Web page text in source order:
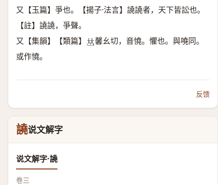
又【玉篇】爭也。【揚子·法言】譊譊者，天下皆訟也。
【註】譊譊，爭聲。
又【集韻】【類篇】 𠀤馨幺切，音憢。懼也。與嘵同。
或作憢。
反馈
譊说文解字
说文解字·譊
卷三